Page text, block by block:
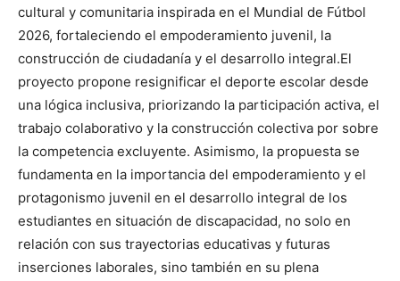
cultural y comunitaria inspirada en el Mundial de Fútbol
2026, fortaleciendo el empoderamiento juvenil, la
construcción de ciudadanía y el desarrollo integral.El
proyecto propone resignificar el deporte escolar desde
una lógica inclusiva, priorizando la participación activa, el
trabajo colaborativo y la construcción colectiva por sobre
la competencia excluyente. Asimismo, la propuesta se
fundamenta en la importancia del empoderamiento y el
protagonismo juvenil en el desarrollo integral de los
estudiantes en situación de discapacidad, no solo en
relación con sus trayectorias educativas y futuras
inserciones laborales, sino también en su plena